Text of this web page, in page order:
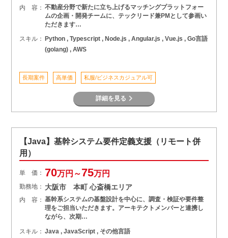
内 容： 不動産分野で新たに立ち上げるマッチングプラットフォー
ムの企画・開発チームに、テックリード兼PMとして参画い
ただきます…
スキル：
Python , Typescript , Node.js , Angular.js , Vue.js , Go言語
(golang) , AWS
長期案件 高単価 私服/ビジネスカジュアル可
詳細を見る
【Java】基幹システム要件定義支援（リモート併
用）
単 価： 70万円～75万円
勤務地： 大阪市 本町 心斎橋エリア
内 容： 基幹系システムの基盤設計を中心に、調査・検証や要件整
理をご担当いただきます。アーキテクトメンバーと連携し
ながら、次期…
スキル： Java , JavaScript , その他言語